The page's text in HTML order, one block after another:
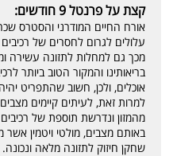
קצת על פרנטל 9 חודשים:
אורח החיים המודרני והסטרס
עלולים לגרום לחסרים של רכיבים
מכך גם למחלות לתזונה עשירה
בריאותינו והמקור הטוב ביותר
אוכלים, ולכן, חשוב שהתפריט יהיה
למרות זאת, לעיתים קיימים
מהמזון ונדרשת תוספת של
באותם מצבים, מולטי ויטמין אשר
שחקן חיזוק לתזונה מלאה ונכונה.